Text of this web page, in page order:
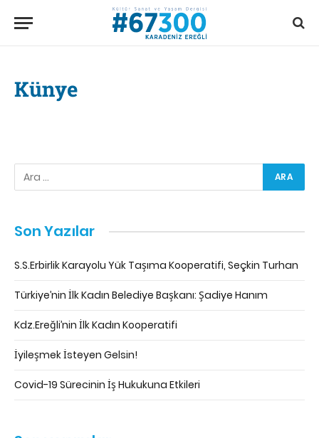
Künye
Son Yazılar
S.S.Erbirlik Karayolu Yük Taşıma Kooperatifi, Seçkin Turhan
Türkiye’nin İlk Kadın Belediye Başkanı: Şadiye Hanım
Kdz.Ereğli’nin İlk Kadın Kooperatifi
İyileşmek İsteyen Gelsin!
Covid-19 Sürecinin İş Hukukuna Etkileri